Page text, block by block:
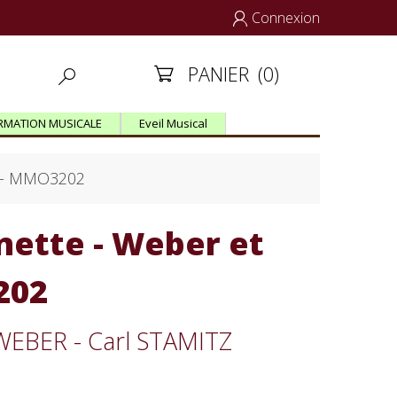
 Connexion
  PANIER (0)
MUSICALE Eveil Musical
MMO3202
- Weber et
- Carl STAMITZ